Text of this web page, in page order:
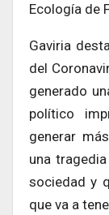
Ecología de
Gaviria
del
generado
político
generar
una
sociedad y
que va a